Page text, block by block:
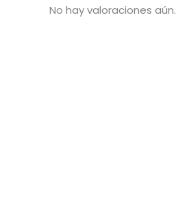
No hay valoraciones aún.